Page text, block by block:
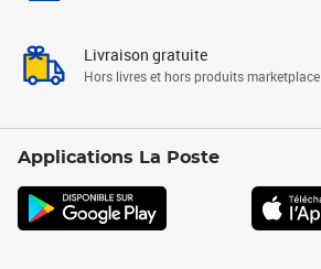
Livraison gratuite
Hors livres et hors produits marketplace
Applications La Poste